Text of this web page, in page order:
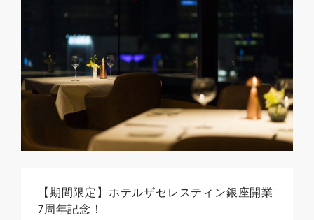
【期間限定】ホテルザセレスティン銀座開業
7周年記念！